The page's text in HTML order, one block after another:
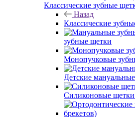
Классические зубные
Назад
Классические
зубные щетки
Монопучковые
Детские
Силиконовые щетки